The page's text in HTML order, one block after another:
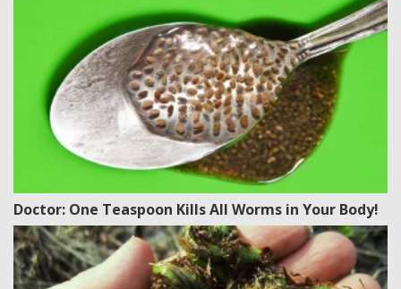
Doctor: One Teaspoon Kills All Worms in Your Body!